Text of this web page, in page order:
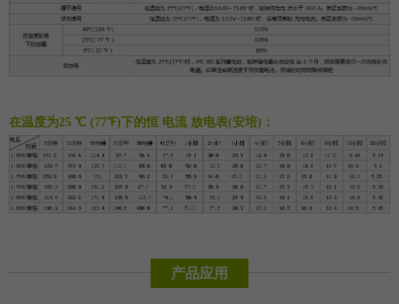
在温度为25 ℃ (77℉)下的恒 电流 放电表(安培)：
产品应用